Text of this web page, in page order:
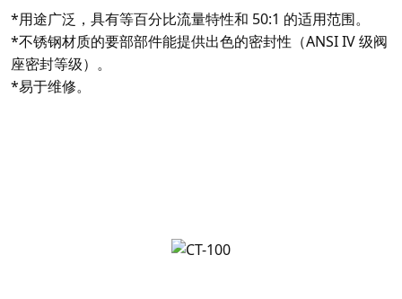
*用途广泛，具有等百分比流量特性和 50:1 的适用范围。
*不锈钢材质的要部部件能提供出色的密封性（ANSI IV 级阀
座密封等级）。
*易于维修。